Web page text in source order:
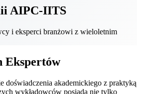
AIPC-IITS
i eksperci branżowi z wieloletnim
Ekspertów
doświadczenia akademickiego z praktyką
wykładowców posiada nie tylko